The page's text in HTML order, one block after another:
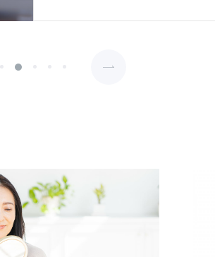
め、自律神経の乱れを引
も大切です！ 今回は座っ
ストレッチをご紹介します！